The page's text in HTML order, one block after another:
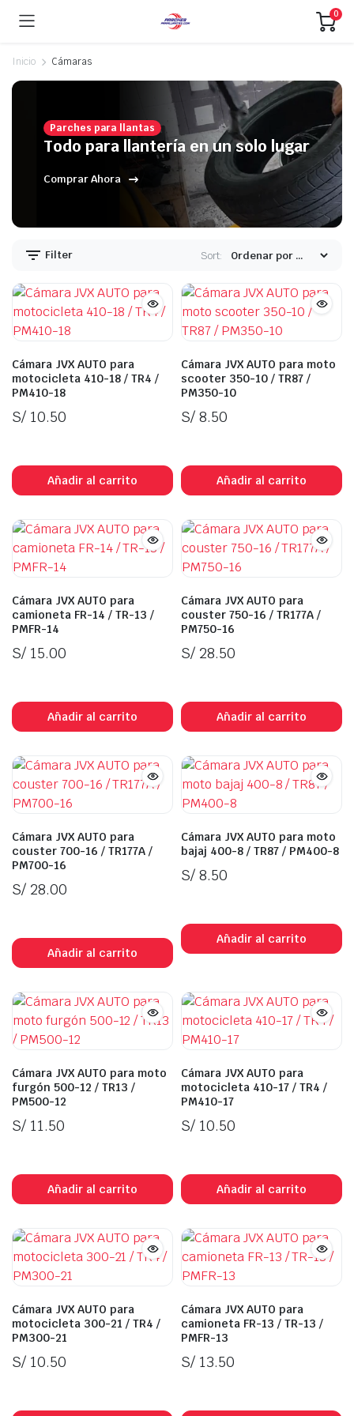
0
Inicio Cámaras
Parches para llantas
Todo para llantería en un solo lugar
Comprar Ahora
Filter Sort:
Cámara JVX AUTO para
motocicleta 410-18 / TR4 /
PM410-18
S/10.50
Añadir al carrito
Cámara JVX AUTO para moto
scooter 350-10 / TR87 /
PM350-10
S/8.50
Añadir al carrito
Cámara JVX AUTO para
camioneta FR-14 / TR-13 /
PMFR-14
S/15.00
Añadir al carrito
Cámara JVX AUTO para
couster 750-16 / TR177A /
PM750-16
S/28.50
Añadir al carrito
Cámara JVX AUTO para
couster 700-16 / TR177A /
PM700-16
S/28.00
Añadir al carrito
Cámara JVX AUTO para moto
bajaj 400-8 / TR87 / PM400-8
S/8.50
Añadir al carrito
Cámara JVX AUTO para moto
furgón 500-12 / TR13 /
PM500-12
S/11.50
Añadir al carrito
Cámara JVX AUTO para
motocicleta 410-17 / TR4 /
PM410-17
S/10.50
Añadir al carrito
Cámara JVX AUTO para
motocicleta 300-21 / TR4 /
PM300-21
S/10.50
Cámara JVX AUTO para
camioneta FR-13 / TR-13 /
PMFR-13
S/13.50